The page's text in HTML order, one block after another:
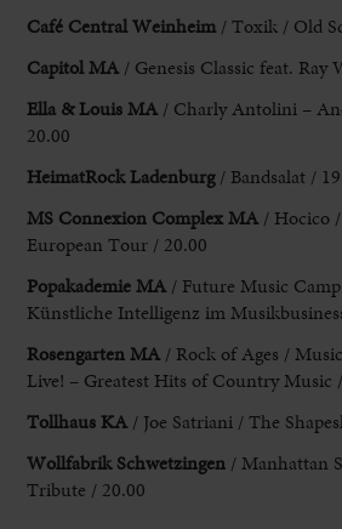
Café Central Weinheim / Toxik / Old
Capitol MA / Genesis Classic feat.
Ella & Louis MA / Charly Antolini –
20.00
HeimatRock Ladenburg / Bandsalat /
MS Connexion Complex MA / Hocico
European Tour / 20.00
Popakademie MA / Future Music
Künstliche Intelligenz im
Rosengarten MA / Rock of Ages /
Live! – Greatest Hits of Country Music
Tollhaus KA / Joe Satriani / The
Wollfabrik Schwetzingen /Manhattan
Tribute / 20.00